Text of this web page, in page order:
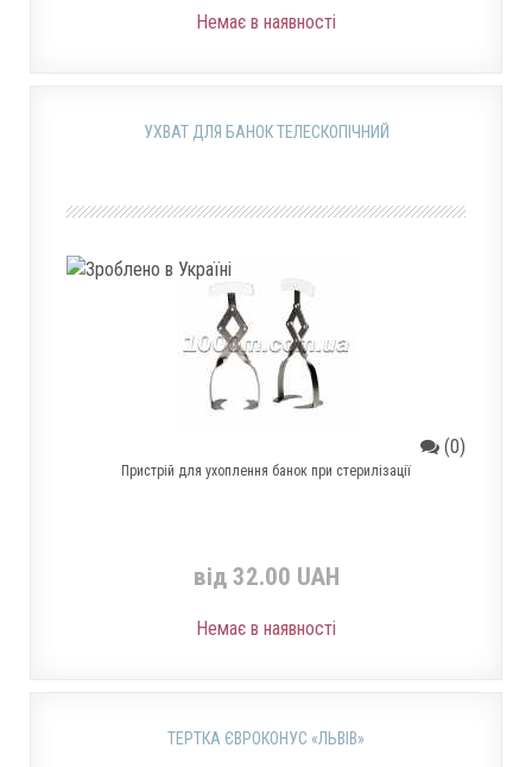
Немає в наявності
УХВАТ ДЛЯ БАНОК ТЕЛЕСКОПІЧНИЙ
(0)
Пристрій для ухоплення банок при стерилізації
від 32.00 UAH
Немає в наявності
ТЕРТКА ЄВРОКОНУС «ЛЬВІВ»